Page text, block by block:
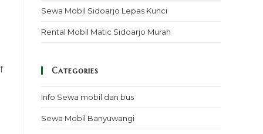
Sewa Mobil Sidoarjo Lepas Kunci
Rental Mobil Matic Sidoarjo Murah
Categories
Info Sewa mobil dan bus
Sewa Mobil Banyuwangi